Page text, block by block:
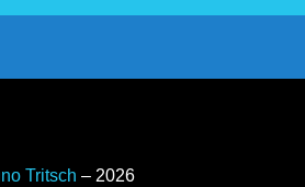
Tritsch – 2026